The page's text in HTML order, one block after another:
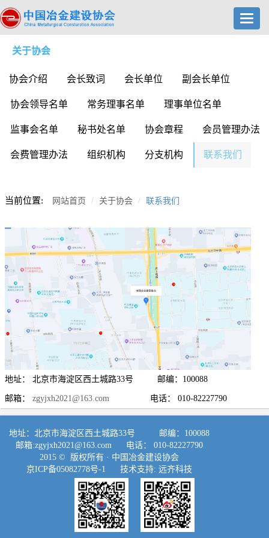
关于协会
协会介绍 会长致词 会长单位 副会长单位
协会领导名单 常务理事名单 理事单位名单
监事会名单 秘书处名单 协会章程 会员管理办法
会费管理办法 组织机构 分支机构 联系我们
当前位置: 网站首页 关于协会 联系我们
地址： 北京市海淀区西土城路33号 邮编：100088
邮箱： zgyjxh2021@163.com 电话： 010-82227790
地址：北京市海淀区西土城路33号 邮编：100088
邮箱:zgyjxh2021@163.com 电话： 010-82227790
2015 © 版权所有 · 中国冶金建设协会
京ICP备05082778号-1 技术支持: 远齐科技